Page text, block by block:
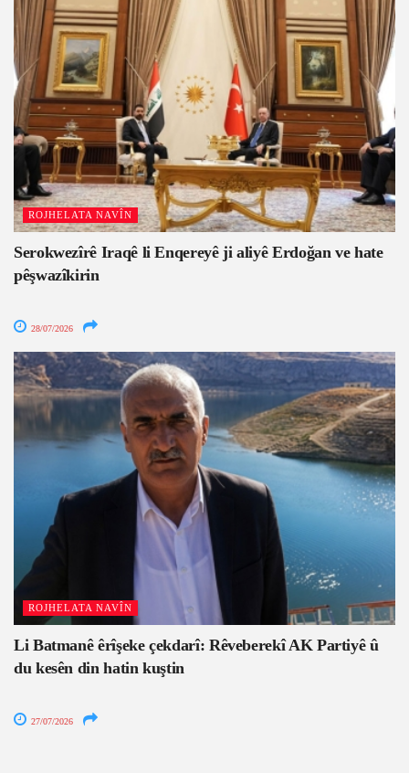
ROJHELATA NAVÎN
Serokwezîrê Iraqê li Enqereyê ji aliyê Erdoğan ve hate
pêşwazîkirin
28/07/2026
ROJHELATA NAVÎN
Li Batmanê êrîşeke çekdarî: Rêveberekî AK Partiyê û
du kesên din hatin kuştin
27/07/2026